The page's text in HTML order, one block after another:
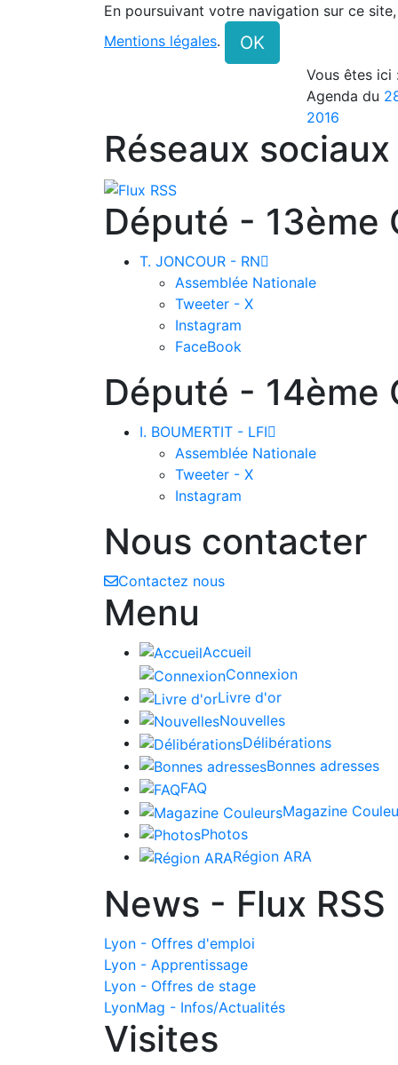
En poursuivant votre navigation sur ce
Mentions légales. OK
Vous êtes
Agenda du
2016
Réseaux sociaux
Député - 13ème
T. JONCOUR - RN
Assemblée Nationale
Tweeter - X
Instagram
FaceBook
Député - 14ème
I. BOUMERTIT - LFI
Assemblée Nationale
Tweeter - X
Instagram
Nous contacter
Contactez nous
Menu
Accueil
Connexion
Livre d'or
Nouvelles
Délibérations
Bonnes adresses
FAQ
Magazine
Photos
Région ARA
News - Flux RSS
Lyon - Offres d'emploi
Lyon - Apprentissage
Lyon - Offres de stage
LyonMag - Infos/Actualités
Visites